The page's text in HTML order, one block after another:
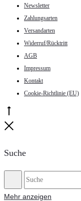
Newsletter
Zahlungsarten
Versandarten
Widerruf/Rücktritt
AGB
Impressum
Kontakt
Cookie-Richtlinie (EU)
Suche
Suche
Mehr anzeigen